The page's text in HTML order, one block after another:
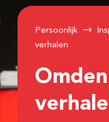
Persoonlijk
verhalen